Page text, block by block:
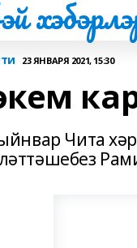
23 ЯНВАРЯ 2021, 15:30
Чита